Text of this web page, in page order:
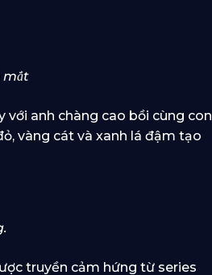
mắt
anh chàng cao bồi cùng con
vàng cát và xanh lá đậm tạo
truyền cảm hứng từ series